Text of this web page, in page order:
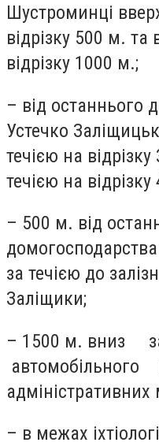
Шустроминці
відрізку 500 м. та
відрізку 1000 м.;
– від останнього
Устечко
течією на
течією на
– 500 м. від
за течією до
Заліщики;
– 1500 м. вниз
– в межах